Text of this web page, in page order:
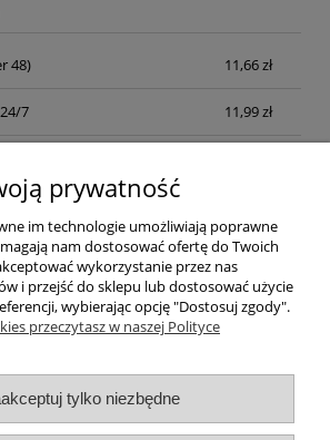
kosztów płatności
48) 11,66 zł
7 11,99 zł
Pomoc
Moje konto
Płatności i dostawa
prywatność
im technologie umożliwiają poprawne
nam dostosować ofertę do Twoich
wykorzystanie przez nas
i przejść do sklepu lub dostosować użycie
wybierając opcję "Dostosuj zgody".
przeczytasz w naszej Polityce
tylko niezbędne